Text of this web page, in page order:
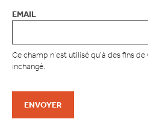
EMAIL
Ce champ n’est utilisé qu’à des fins
inchangé.